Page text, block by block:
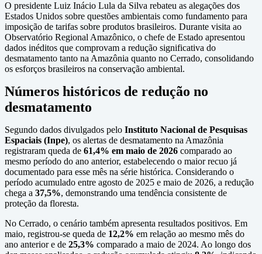
O presidente Luiz Inácio Lula da Silva rebateu as alegações dos
Estados Unidos sobre questões ambientais como fundamento para
imposição de tarifas sobre produtos brasileiros. Durante visita ao
Observatório Regional Amazônico, o chefe de Estado apresentou
dados inéditos que comprovam a redução significativa do
desmatamento tanto na Amazônia quanto no Cerrado, consolidando
os esforços brasileiros na conservação ambiental.
Números históricos de redução no
desmatamento
Segundo dados divulgados pelo Instituto Nacional de Pesquisas
Espaciais (Inpe), os alertas de desmatamento na Amazônia
registraram queda de 61,4% em maio de 2026 comparado ao
mesmo período do ano anterior, estabelecendo o maior recuo já
documentado para esse mês na série histórica. Considerando o
período acumulado entre agosto de 2025 e maio de 2026, a redução
chega a 37,5%, demonstrando uma tendência consistente de
proteção da floresta.
No Cerrado, o cenário também apresenta resultados positivos. Em
maio, registrou-se queda de 12,2% em relação ao mesmo mês do
ano anterior e de 25,3% comparado a maio de 2024. Ao longo dos